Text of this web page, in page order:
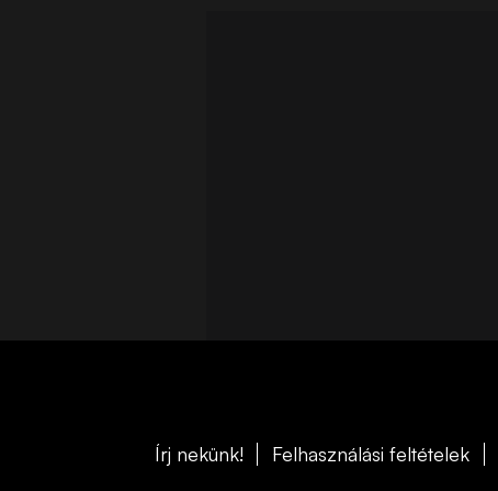
Írj nekünk! Felhasználási feltételek